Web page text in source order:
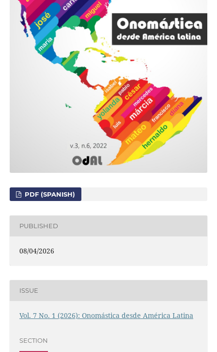
PDF (SPANISH)
PUBLISHED
08/04/2026
ISSUE
Vol. 7 No. 1 (2026): Onomástica desde América Latina
SECTION